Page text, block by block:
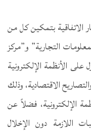
الاتفاقية بتمكين كل من
التجارية” و”مركز
الأنظمة الإلكترونية
الاقتصادية، وذلك
الإلكترونية، فضلاً عن
اللازمة دون الإخلال